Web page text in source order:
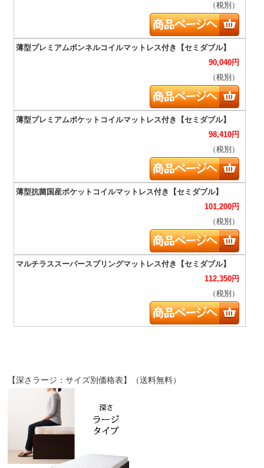
（税別）
90,040円
（税別）
98,410円
（税別）
101,200円
（税別）
112,350円
（税別）
【深さラージ：サイズ別価格表】（送料無料）